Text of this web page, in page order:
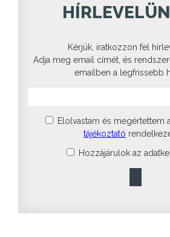
Kérjük, iratkozzon fel
Adja meg email címét, és
emailben a legfrissebb
Elolvastam és megértettem
tájékoztató
Hozzájárulok az